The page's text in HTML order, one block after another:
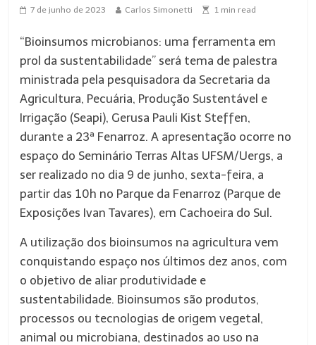
7 de junho de 2023 Carlos Simonetti 1 min read
“Bioinsumos microbianos: uma ferramenta em
prol da sustentabilidade” será tema de palestra
ministrada pela pesquisadora da Secretaria da
Agricultura, Pecuária, Produção Sustentável e
Irrigação (Seapi), Gerusa Pauli Kist Steffen,
durante a 23ª Fenarroz. A apresentação ocorre no
espaço do Seminário Terras Altas UFSM/Uergs, a
ser realizado no dia 9 de junho, sexta-feira, a
partir das 10h no Parque da Fenarroz (Parque de
Exposições Ivan Tavares), em Cachoeira do Sul.
A utilização dos bioinsumos na agricultura vem
conquistando espaço nos últimos dez anos, com
o objetivo de aliar produtividade e
sustentabilidade. Bioinsumos são produtos,
processos ou tecnologias de origem vegetal,
animal ou microbiana, destinados ao uso na